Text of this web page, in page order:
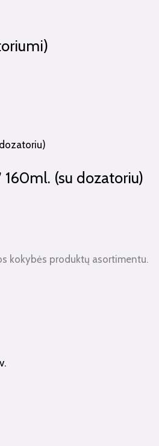
160ml. (su dozatoriu)
kokybės produktų asortimentu.